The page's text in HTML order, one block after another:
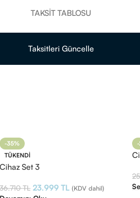
TAKSIT TABLOSU
Taksitleri Güncelle
-35%
TÜKENDI
Cihaz Set 3
TL 23.999 TL (KDV dahil)